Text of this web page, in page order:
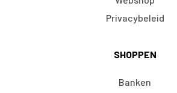
Privacybeleid
SHOPPEN
Banken